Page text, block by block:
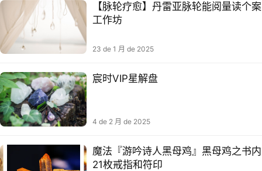
【脉轮疗愈】丹雷亚‬脉轮能阅量‬读个案
工作坊
23 de 1 月 de 2025
宸时VIP星解盘‬
4 de 2 月 de 2025
魔法『游吟诗‮黑人‬母鸡』黑母鸡之书内
21枚戒指‮符和‬印